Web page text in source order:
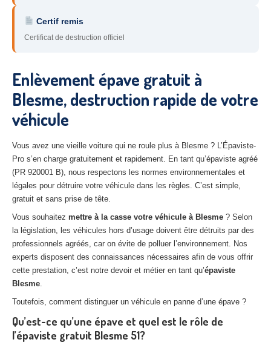
51 – Marne
– Eure-et-Loir
27– Eure
10 – Aube
02– Aisne
Tous les secteurs
CENTREVHU AGRÉE
Centreagréé VHU Paris 75 : casse auto avec destruction
Centreagréé VHU 77 : casse auto avec destruction
Centreagréé VHU 78 : casse auto avec destruction
Centre agréé VHU 92 : casse auto avec destruction
Centreagréé VHU 93 : casse auto avec destruction
Certif remis
Certificat de destruction officiel
Enlèvement épave gratuit à
Blesme, destruction rapide de votre
véhicule
Vous avez une vieille voiture qui ne roule plus à Blesme ? L’Épaviste-
Pro s’en charge gratuitement et rapidement. En tant qu’épaviste agréé
(PR 920001 B), nous respectons les normes environnementales et
légales pour détruire votre véhicule dans les règles. C’est simple,
gratuit et sans prise de tête.
Vous souhaitez mettre à la casse votre véhicule à Blesme ? Selon
la législation, les véhicules hors d’usage doivent être détruits par des
professionnels agréés, car on évite de polluer l’environnement. Nos
experts disposent des connaissances nécessaires afin de vous offrir
cette prestation, c’est notre devoir et métier en tant qu’épaviste
Blesme.
Toutefois, comment distinguer un véhicule en panne d’une épave ?
Qu’est-ce qu’une épave et quel est le rôle de
l’épaviste gratuit Blesme 51?